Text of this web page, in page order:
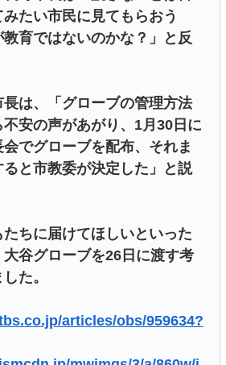
たい市民に見てもらおう
育ではないのかな？」と反
は、「グローブの管理方法
安の声があがり、1月30日に
でグローブを配布、それま
と市教委が決定した」と説
ちに届けてほしいといった
谷グローブを26日に渡す考
た。
articles/obs/959634?